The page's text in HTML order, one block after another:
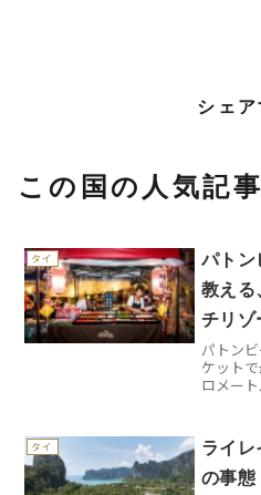
シェア
この国の人気記
タイ
パトン
教える
チリゾ
パトン
ケット
ロメー
て訪れ
ん。想
タイ
ライレ
の事態